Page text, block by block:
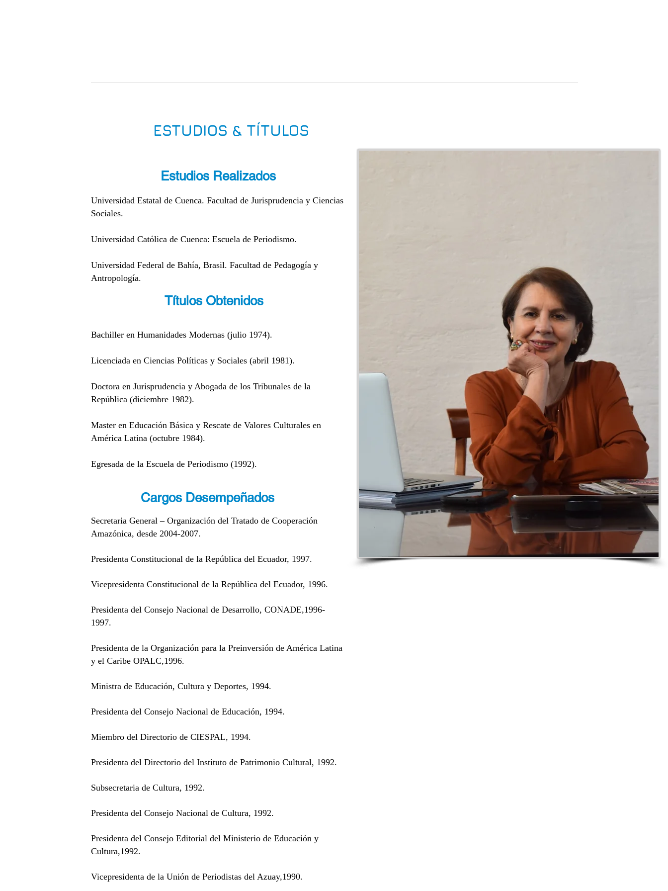
Estudios Realizados
Universidad Estatal de Cuenca. Facultad de Jurisprudencia y Ciencias
Sociales.
Universidad Católica de Cuenca: Escuela de Periodismo.
Universidad Federal de Bahía, Brasil. Facultad de Pedagogía y
Antropología.
Títulos Obtenidos
Bachiller en Humanidades Modernas (julio 1974).
Licenciada en Ciencias Políticas y Sociales (abril 1981).
Doctora en Jurisprudencia y Abogada de los Tribunales de la
República (diciembre 1982).
Master en Educación Básica y Rescate de Valores Culturales en
América Latina (octubre 1984).
Egresada de la Escuela de Periodismo (1992).
Cargos Desempeñados
Secretaria General – Organización del Tratado de Cooperación
Amazónica, desde 2004-2007.
Presidenta Constitucional de la República del Ecuador, 1997.
Vicepresidenta Constitucional de la República del Ecuador, 1996.
Presidenta del Consejo Nacional de Desarrollo, CONADE,1996-
1997.
Presidenta de la Organización para la Preinversión de América Latina
y el Caribe OPALC,1996.
Ministra de Educación, Cultura y Deportes, 1994.
Presidenta del Consejo Nacional de Educación, 1994.
Miembro del Directorio de CIESPAL, 1994.
Presidenta del Directorio del Instituto de Patrimonio Cultural, 1992.
Subsecretaria de Cultura, 1992.
Presidenta del Consejo Nacional de Cultura, 1992.
Presidenta del Consejo Editorial del Ministerio de Educación y
Cultura,1992.
Vicepresidenta de la Unión de Periodistas del Azuay,1990.
ESTUDIOS & TÍTULOS​